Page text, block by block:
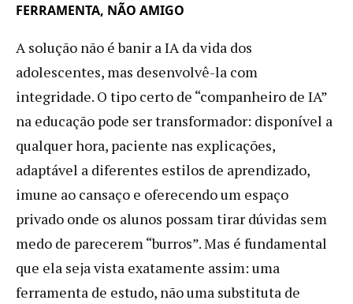
FERRAMENTA, NÃO AMIGO
A solução não é banir a IA da vida dos
adolescentes, mas desenvolvê-la com
integridade. O tipo certo de “companheiro de IA”
na educação pode ser transformador: disponível a
qualquer hora, paciente nas explicações,
adaptável a diferentes estilos de aprendizado,
imune ao cansaço e oferecendo um espaço
privado onde os alunos possam tirar dúvidas sem
medo de parecerem “burros”. Mas é fundamental
que ela seja vista exatamente assim: uma
ferramenta de estudo, não uma substituta de